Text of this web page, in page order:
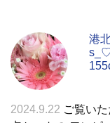
港
2024.9.22 ご覧い